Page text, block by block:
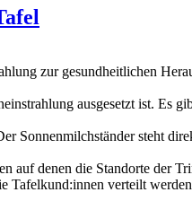
zur gesundheitlichen
ausgesetzt ist. Es
Sonnenmilchständer steht
denen die Standorte der
Tafelkund:innen verteilt